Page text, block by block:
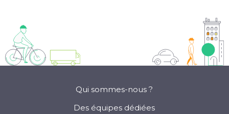
Qui sommes-nous ?
Des équipes dédiées